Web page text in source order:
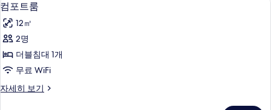
용
가
능
한
터
포
트
룸
사
모
7
컴포트룸
12㎡
2명
더블침대 1개
무료 WiFi
자세히 보기
컴